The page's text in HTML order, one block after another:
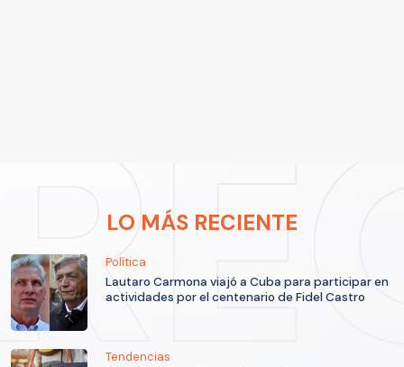
LO MÁS RECIENTE
Política
Lautaro Carmona viajó a Cuba para participar en
actividades por el centenario de Fidel Castro
Tendencias